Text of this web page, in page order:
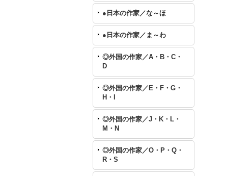
●日本の作家／な～ほ
●日本の作家／ま～わ
◎外国の作家／A・B・C・
D
◎外国の作家／E・F・G・
H・I
◎外国の作家／J・K・L・
M・N
◎外国の作家／O・P・Q・
R・S